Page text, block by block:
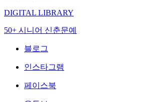
DIGITAL LIBRARY
50+ 시니어 신춘문예
블로그
인스타그램
페이스북